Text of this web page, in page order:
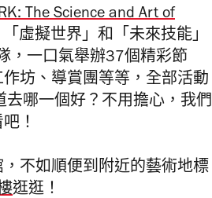
The Science and Art of
虛擬世界」和「未來技能」
，一口氣舉辦37個精彩節
坊、導賞團等等，全部活動
哪一個好？不用擔心，我們
！
不如順便到附近的藝術地標
逛逛！